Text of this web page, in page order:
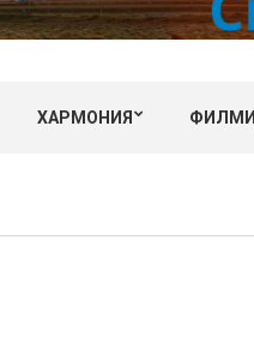
ХАРМОНИЯ ФИЛМИ